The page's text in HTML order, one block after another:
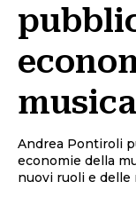
Andrea Pontiroli
economie della musica”. Una chiara e
nuovi ruoli e delle